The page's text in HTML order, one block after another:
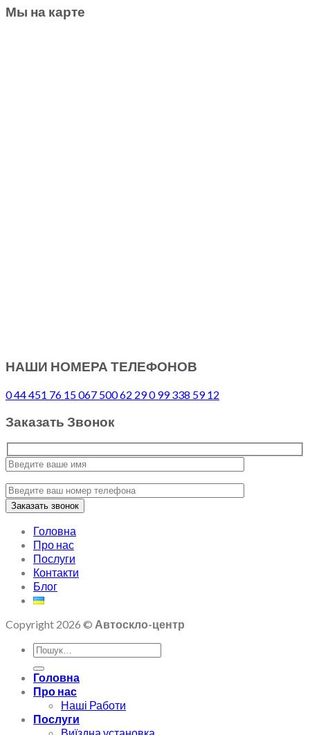
Мы на карте
НАШИ НОМЕРА ТЕЛЕФОНОВ
0 44 451 76 15067 500 62 290 99 338 59 12
Заказать Звонок
Головна
Про нас
Послуги
Контакти
Блог
Copyright 2026 © Автоскло-центр
Головна
Про нас
Наші Работи
Послуги